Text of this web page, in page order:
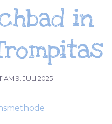
in
AM 9. JULI 2025